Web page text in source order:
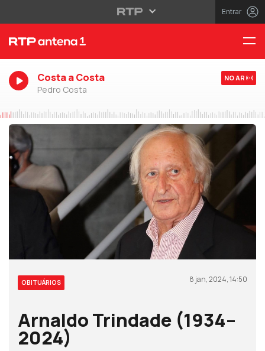
Entrar
Costa a Costa
Pedro Costa
NO AR
OBITUÁRIOS 8 jan, 2024, 14:50
Arnaldo Trindade (1934–
2024)